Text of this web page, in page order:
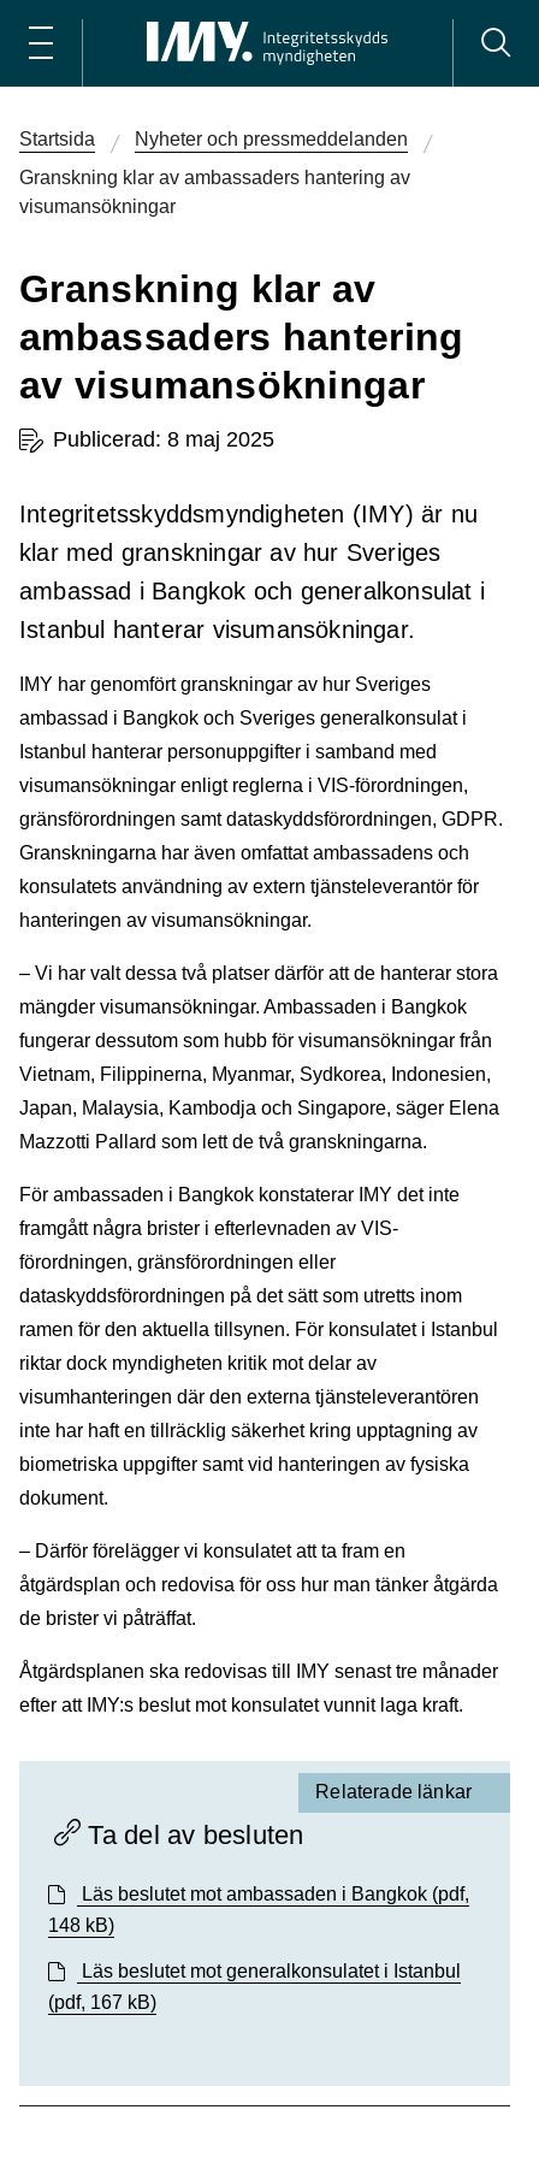
Startsida
Nyheter och pressmeddelanden
Granskning klar av ambassaders hantering av
visumansökningar
Granskning klar av
ambassaders hantering
av visumansökningar
Publicerad: 8 maj 2025
Integritetsskyddsmyndigheten (IMY) är nu
klar med granskningar av hur Sveriges
ambassad i Bangkok och generalkonsulat i
Istanbul hanterar visumansökningar.
IMY har genomfört granskningar av hur Sveriges
ambassad i Bangkok och Sveriges generalkonsulat i
Istanbul hanterar personuppgifter i samband med
visumansökningar enligt reglerna i VIS-förordningen,
gränsförordningen samt dataskyddsförordningen, GDPR.
Granskningarna har även omfattat ambassadens och
konsulatets användning av extern tjänsteleverantör för
hanteringen av visumansökningar.
– Vi har valt dessa två platser därför att de hanterar stora
mängder visumansökningar. Ambassaden i Bangkok
fungerar dessutom som hubb för visumansökningar från
Vietnam, Filippinerna, Myanmar, Sydkorea, Indonesien,
Japan, Malaysia, Kambodja och Singapore, säger Elena
Mazzotti Pallard som lett de två granskningarna.
För ambassaden i Bangkok konstaterar IMY det inte
framgått några brister i efterlevnaden av VIS-
förordningen, gränsförordningen eller
dataskyddsförordningen på det sätt som utretts inom
ramen för den aktuella tillsynen. För konsulatet i Istanbul
riktar dock myndigheten kritik mot delar av
visumhanteringen där den externa tjänsteleverantören
inte har haft en tillräcklig säkerhet kring upptagning av
biometriska uppgifter samt vid hanteringen av fysiska
dokument.
– Därför förelägger vi konsulatet att ta fram en
åtgärdsplan och redovisa för oss hur man tänker åtgärda
de brister vi påträffat.
Åtgärdsplanen ska redovisas till IMY senast tre månader
efter att IMY:s beslut mot konsulatet vunnit laga kraft.
Ta del av besluten
Relaterade länkar
Läs beslutet mot ambassaden i Bangkok (pdf,
148 kB)
Läs beslutet mot generalkonsulatet i Istanbul
(pdf, 167 kB)